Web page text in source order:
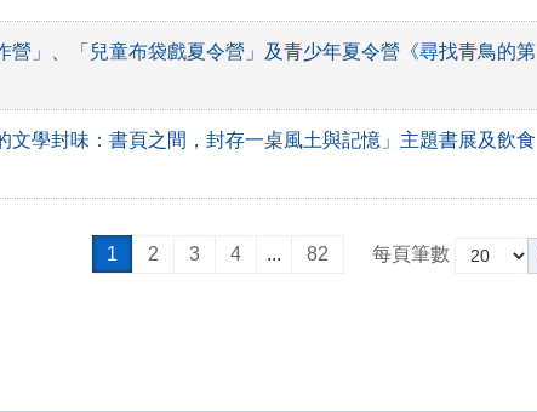
營」、「兒童布袋戲夏令營」及青少年夏令營《尋找青鳥的第
文學封味：書頁之間，封存一桌風土與記憶」主題書展及飲食
1 2 3 4 ... 82 每頁筆數